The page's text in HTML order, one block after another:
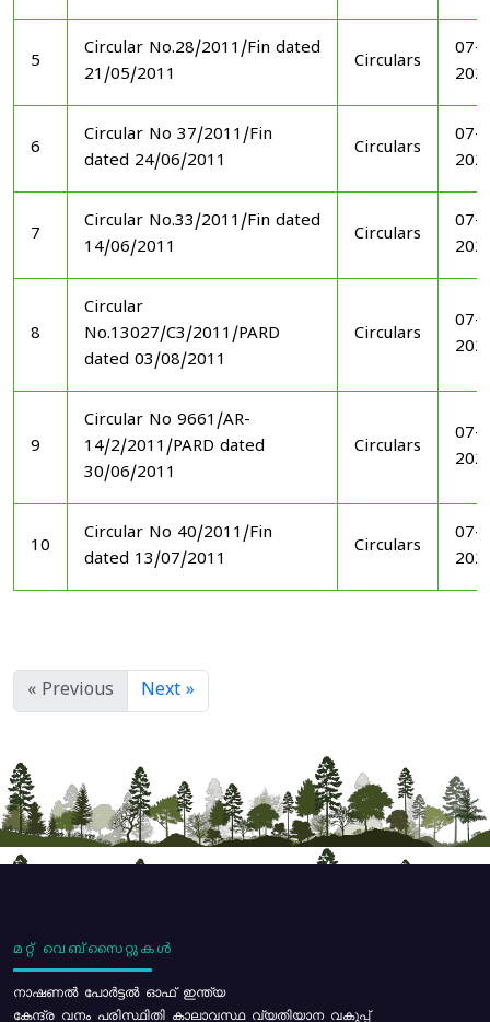
5
Circular No.28/2011/Fin dated
21/05/2011
Circulars
07-
6
Circular No 37/2011/Fin
dated 24/06/2011
Circulars
07-
7
Circular No.33/2011/Fin dated
14/06/2011
Circulars
07-
8
Circular
No.13027/C3/2011/PARD
dated 03/08/2011
Circulars
07-
9
Circular No 9661/AR-
14/2/2011/PARD dated
30/06/2011
Circulars
07-
10
Circular No 40/2011/Fin
dated 13/07/2011
Circulars
07-
« Previous Next »
മറ്റ് വെബ്സൈറ്റുകൾ
നാഷണൽ പോർട്ടൽ ഓഫ് ഇന്ത്യ
കേന്ദ്ര വനം പരിസ്ഥിതി കാലാവസ്ഥ വ്യതിയാന വകുപ്പ്